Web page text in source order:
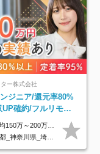
ー株式会社
ジニア/還元率80%
UP確約/フルリモ
130日/平均残業7h/
の案件から選択
円～103万円 ※経験・能力・前職給与を考慮し、決定 ※上記給与には月30時間分(6万6500円以上)の固定残業代が含まれます。超過分は手当として別途支給します ※試用期間3ヶ月あり(期間中の給与・待遇面に差異はありません) ▼収入アップの実例をご紹介 ───────────── ★働き方改革をした30代男性（PG） 子どもが生まれたばかりなのに、忙しい現場で残業も月50～60時間が当たり前。 ⇒残業ほぼゼロ＆週3リモートの働き方に！しかも給与もアップ！ ★収入アップした30代男性（PM） 子供が3人いて家計も苦しく、残業代で稼ぐ日々… ⇒残業をたくさんしていた年収額より、100万円以上アップしました！
_福島県_茨城県_栃木県_群馬県_新潟県_山梨県_長野県_富山県_石川県_福井県_静岡県_岐阜県_三重県_兵庫県_京都府_滋賀県_奈良県_和歌山県_広島県_岡山県_鳥取県_島根県_山口県_徳島県_香川県_愛媛県_高知県_福岡県_熊本県_佐賀県_長崎県_大分県_宮崎県_鹿児島県_沖縄県